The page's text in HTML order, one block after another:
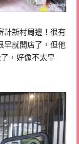
計新村周邊！很有
早就開店了，但他
，好像不太早